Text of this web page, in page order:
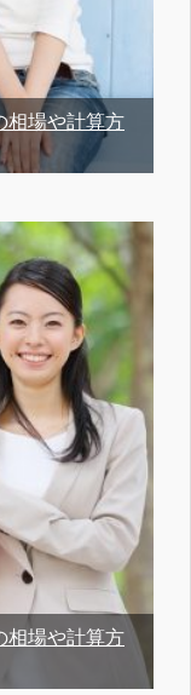
相場や計算方
相場や計算方